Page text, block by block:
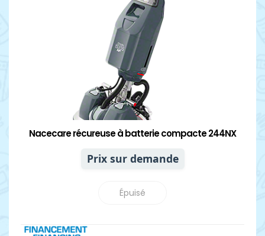
Nacecare récureuse à batterie compacte 244NX
Prix sur demande
Épuisé
Détails